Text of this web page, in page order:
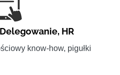
Delegowanie, HR
know-how, pigułki